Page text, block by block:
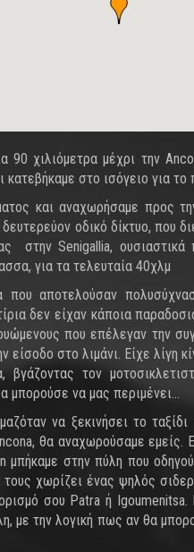
χιλιόμετρα μέχρι την
στο ισόγειο για το
και αναχωρήσαμε προς
οδικό δίκτυο, που
στην Senigallia, ουσιαστικά
για τα τελευταία 40χλμ
που αποτελούσαν
δεν είχαν κάποια
που επέλεγαν την
στο λιμάνι. Είχε λίγη
τον
μπορούσε να μας περιμένει...
να ξεκινήσει το ταξίδι
θα αναχωρούσαμε εμείς.
μπήκαμε στην πύλη που
χωρίζει ένας ψηλός
σου Patra ή
με την λογική πως αν θα